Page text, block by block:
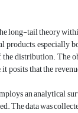
long-tail theory
products,
distribution. The
that the
an analytical
The data was